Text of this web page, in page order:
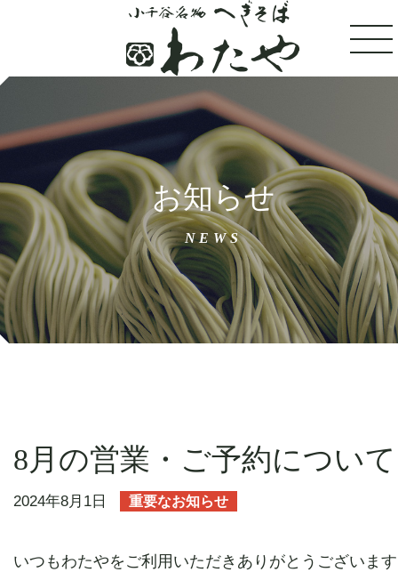
トップ
100年フードへぎそば
わたやについて
店舗案内
オンラインショップ
お知らせ
NEWS
8月の営業・ご予約について
2024年8月1日 重要なお知らせ
いつもわたやをご利用いただきありがとうございま